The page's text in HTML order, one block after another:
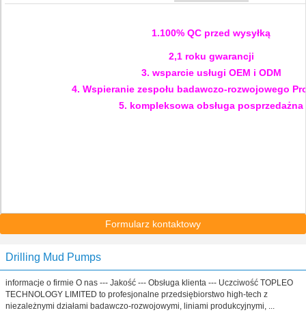
1.100% QC przed wysyłką
2,1 roku gwarancji
3. wsparcie usługi OEM i ODM
4. Wspieranie zespołu badawczo-rozwojowego
5. kompleksowa obsługa posprzedażna
Formularz kontaktowy
Drilling Mud Pumps
informacje o firmie O nas --- Jakość --- Obsługa klienta --- Uczciwość TOPLEO
TECHNOLOGY LIMITED to profesjonalne przedsiębiorstwo high-tech z
niezależnymi działami badawczo-rozwojowymi, liniami produkcyjnymi, ...